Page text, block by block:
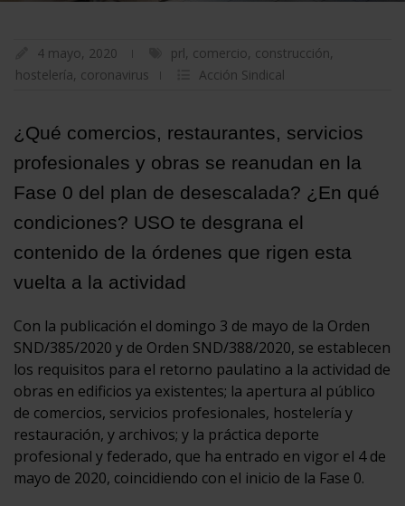
4 mayo, 2020 prl, comercio, construcción,
hostelería, coronavirus Acción Sindical
¿Qué comercios, restaurantes, servicios
profesionales y obras se reanudan en la
Fase 0 del plan de desescalada? ¿En qué
condiciones? USO te desgrana el
contenido de la órdenes que rigen esta
vuelta a la actividad
Con la publicación el domingo 3 de mayo de la Orden
SND/385/2020 y de Orden SND/388/2020, se establecen
los requisitos para el retorno paulatino a la actividad de
obras en edificios ya existentes; la apertura al público
de comercios, servicios profesionales, hostelería y
restauración, y archivos; y la práctica deporte
profesional y federado, que ha entrado en vigor el 4 de
mayo de 2020, coincidiendo con el inicio de la Fase 0.